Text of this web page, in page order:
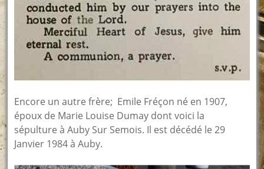
Encore un autre frère; Emile Fréçon né en 1907,
époux de Marie Louise Dumay dont voici la
sépulture à Auby Sur Semois. Il est décédé le 29
Janvier 1984 à Auby.